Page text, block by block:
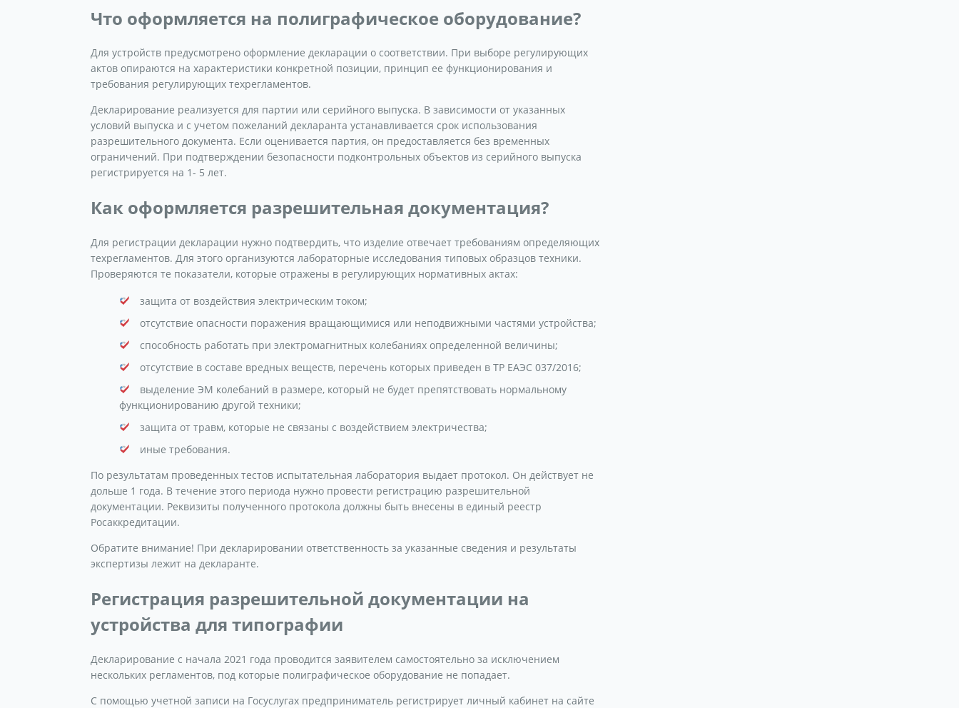
Что оформляется на полиграфическое оборудование?
Для устройств предусмотрено оформление декларации о соответствии. При выборе регулирующих
актов опираются на характеристики конкретной позиции, принцип ее функционирования и
требования регулирующих техрегламентов.
Декларирование реализуется для партии или серийного выпуска. В зависимости от указанных
условий выпуска и с учетом пожеланий декларанта устанавливается срок использования
разрешительного документа. Если оценивается партия, он предоставляется без временных
ограничений. При подтверждении безопасности подконтрольных объектов из серийного выпуска
регистрируется на 1- 5 лет.
Как оформляется разрешительная документация?
Для регистрации декларации нужно подтвердить, что изделие отвечает требованиям определяющих
техрегламентов. Для этого организуются лабораторные исследования типовых образцов техники.
Проверяются те показатели, которые отражены в регулирующих нормативных актах:
защита от воздействия электрическим током;
отсутствие опасности поражения вращающимися или неподвижными частями устройства;
способность работать при электромагнитных колебаниях определенной величины;
отсутствие в составе вредных веществ, перечень которых приведен в ТР ЕАЭС 037/2016;
выделение ЭМ колебаний в размере, который не будет препятствовать нормальному
функционированию другой техники;
защита от травм, которые не связаны с воздействием электричества;
иные требования.
По результатам проведенных тестов испытательная лаборатория выдает протокол. Он действует не
дольше 1 года. В течение этого периода нужно провести регистрацию разрешительной
документации. Реквизиты полученного протокола должны быть внесены в единый реестр
Росаккредитации.
Обратите внимание! При декларировании ответственность за указанные сведения и результаты
экспертизы лежит на декларанте.
Регистрация разрешительной документации на
устройства для типографии
Декларирование с начала 2021 года проводится заявителем самостоятельно за исключением
нескольких регламентов, под которые полиграфическое оборудование не попадает.
С помощью учетной записи на Госуслугах предприниматель регистрирует личный кабинет на сайте